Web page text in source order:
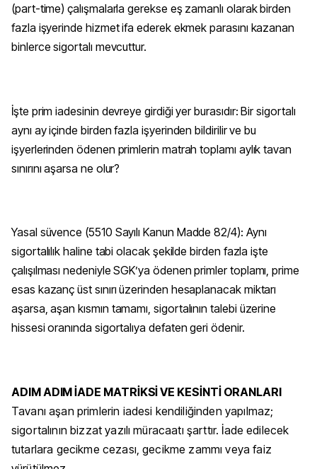
(part-time) çalışmalarla gerekse eş zamanlı olarak birden
fazla işyerinde hizmet ifa ederek ekmek parasını kazanan
binlerce sigortalı mevcuttur.
İşte prim iadesinin devreye girdiği yer burasıdır: Bir sigortalı
aynı ay içinde birden fazla işyerinden bildirilir ve bu
işyerlerinden ödenen primlerin matrah toplamı aylık tavan
sınırını aşarsa ne olur?
Yasal süvence (5510 Sayılı Kanun Madde 82/4): Aynı
sigortalılık haline tabi olacak şekilde birden fazla işte
çalışılması nedeniyle SGK’ya ödenen primler toplamı, prime
esas kazanç üst sınırı üzerinden hesaplanacak miktarı
aşarsa, aşan kısmın tamamı, sigortalının talebi üzerine
hissesi oranında sigortalıya defaten geri ödenir.
ADIM ADIM İADE MATRİKSİ VE KESİNTİ ORANLARI
Tavanı aşan primlerin iadesi kendiliğinden yapılmaz;
sigortalının bizzat yazılı müracaatı şarttır. İade edilecek
tutarlara gecikme cezası, gecikme zammı veya faiz